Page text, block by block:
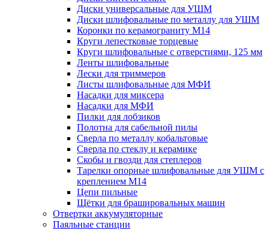
Диски универсальные для УШМ
Диски шлифовальные по металлу для УШМ
Коронки по керамограниту M14
Круги лепестковые торцевые
Круги шлифовальные с отверстиями, 125 мм
Ленты шлифовальные
Лески для триммеров
Листы шлифовальные для МФИ
Насадки для миксера
Насадки для МФИ
Пилки для лобзиков
Полотна для сабельной пилы
Сверла по металлу кобальтовые
Сверла по стеклу и керамике
Скобы и гвозди для степлеров
Тарелки опорные шлифовальные для УШМ с
креплением М14
Цепи пильные
Щётки для брашировальных машин
Отвертки аккумуляторные
Паяльные станции